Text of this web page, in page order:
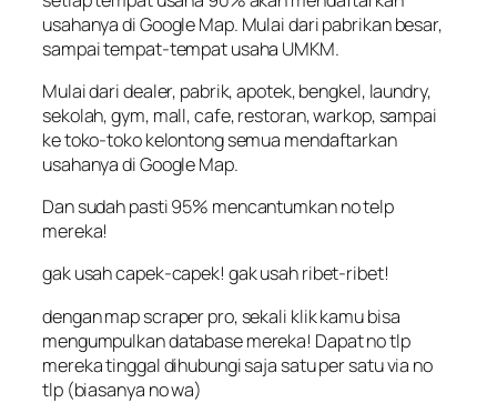
usahanya di Google Map. Mulai dari pabrikan besar,
sampai tempat-tempat usaha UMKM.
Mulai dari dealer, pabrik, apotek, bengkel, laundry,
sekolah, gym, mall, cafe, restoran, warkop, sampai
ke toko-toko kelontong semua mendaftarkan
usahanya di Google Map.
Dan sudah pasti 95% mencantumkan no telp
mereka!
gak usah capek-capek! gak usah ribet-ribet!
dengan map scraper pro, sekali klik kamu bisa
mengumpulkan database mereka! Dapat no tlp
mereka tinggal dihubungi saja satu per satu via no
tlp (biasanya no wa)